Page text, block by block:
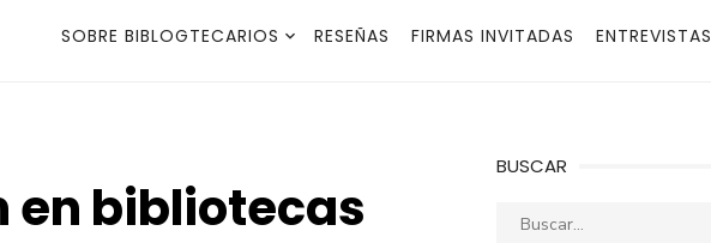
SOBRE BIBLOGTECARIOS RESEÑAS FIRMAS INVITADAS ENTREVISTAS
en bibliotecas
BUSCAR
Buscar: